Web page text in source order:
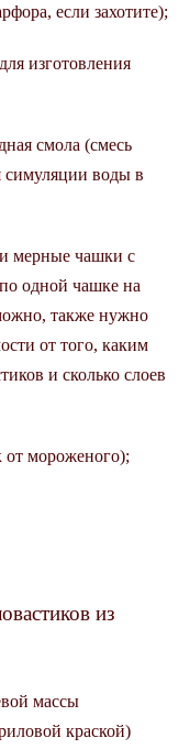
если захотите);
изготовления
смола (смесь
симуляции воды в
мерные чашки с
одной чашке на
также нужно
от того, каким
и сколько слоев
от мороженого);
из
массы
краской)